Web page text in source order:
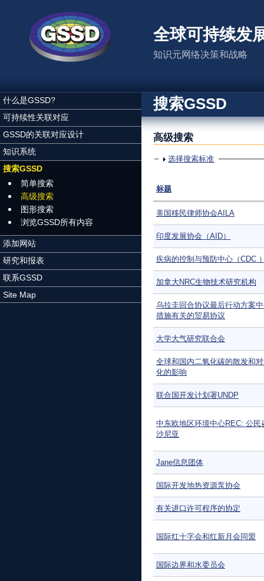
全球可持续发
知识元网络决策和战略
什么是GSSD?
可持续性关联对应
GSSD的关联对应设计
知识系统
搜索GSSD
简单搜索
高级搜索
图形搜索
浏览GSSD所有内容
添加网站
研究和报表
联系GSSD
Site Map
搜索GSSD
高级搜索
显示
选择搜索标准
标题
美国移民律师协会AILA
印度发展协会（AID）
疾病的控制与预防中心（CDC
加拿大NRC生物技术研究机构
乌拉圭回合协议最后行动方案
措施有关的贸易协议
大学大气研究联合会
全球和国内二氧化碳的散发和
化的影响
联合国开发计划署UNDP
中东欧地区环境中心REC: 公民
沙尼亚
Jane信息团体
国际开发地热资源泵协会
有关进口许可程序的协定
国际红十字会和红新月会同盟
国际边界和水委员会